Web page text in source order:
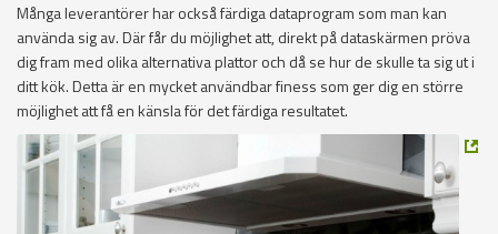
Många leverantörer har också färdiga dataprogram som man kan
använda sig av. Där får du möjlighet att, direkt på dataskärmen pröva
dig fram med olika alternativa plattor och då se hur de skulle ta sig ut i
ditt kök. Detta är en mycket användbar finess som ger dig en större
möjlighet att få en känsla för det färdiga resultatet.